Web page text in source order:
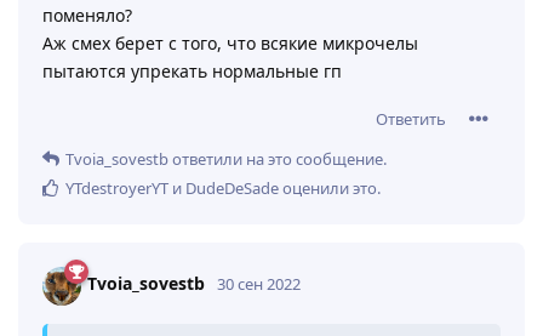
поменяло?
Аж смех берет с того, что всякие микрочелы
пытаются упрекать нормальные гп
Ответить
Tvoia_sovestbответили на это сообщение.
YTdestroyerYT и DudeDeSadeоценили это.
Tvoia_sovestb 30 сен 2022